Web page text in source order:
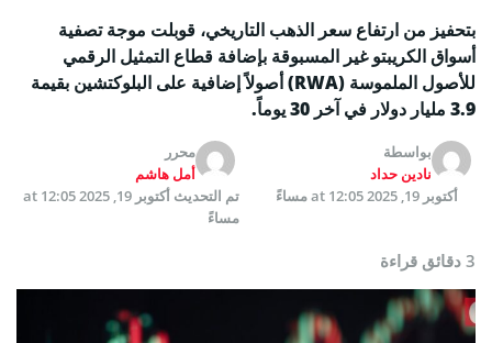
بتحفيز من ارتفاع سعر الذهب التاريخي، قوبلت موجة تصفية
أسواق الكريبتو غير المسبوقة بإضافة قطاع التمثيل الرقمي
للأصول الملموسة (RWA) أصولاً إضافية على البلوكتشين بقيمة
3.9 مليار دولار في آخر 30 يوماً.
بواسطة
نادين حداد
محرر
أمل هاشم
أكتوبر 19, 2025 at 12:05 مساءً
تم التحديث
أكتوبر 19, 2025 at 12:05
مساءً
3 دقائق قراءة